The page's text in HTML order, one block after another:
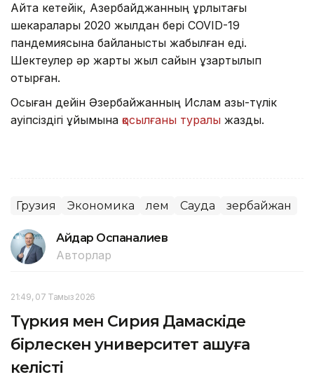
Айта кетейік, Азербайджанның құрлықтағы
шекаралары 2020 жылдан бері COVID-19
пандемиясына байланысты жабылған еді.
Шектеулер әр жарты жыл сайын ұзартылып
отырған.
Осыған дейін Әзербайжанның Ислам азық-түлік
қауіпсіздігі ұйымына қосылғаны туралы жаздық.
Грузия Экономика Әлем Сауда Әзербайжан
Айдар Оспаналиев
Авторлар
21:49, 07 Тамыз 2026
Түркия мен Сирия Дамаскіде
бірлескен университет ашуға
келісті